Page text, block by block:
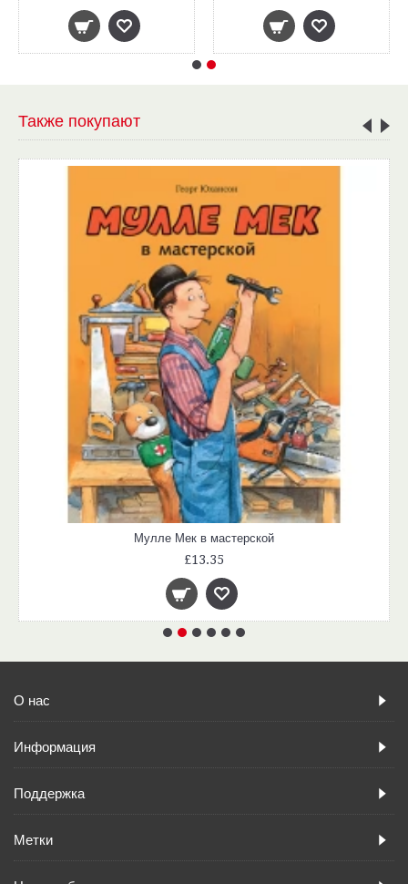
Также покупают
Мулле Мек в мастерской
£13.35
О нас
Информация
Поддержка
Метки